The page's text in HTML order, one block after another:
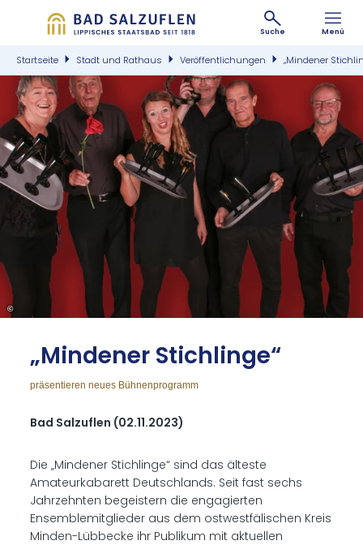
Suche Menü
Startseite Stadt und Rathaus Veröffentlichungen „Mindener
©
„Min­de­ner Stich­lin­ge“
präsentieren neues Bühnenprogramm
Bad Salzuflen (02.11.2023)
Die „Mindener Stichlinge“ sind das älteste
Amateurkabarett Deutschlands. Seit fast sechs
Jahrzehnten begeistern die engagierten
Ensemblemitglieder aus dem ostwestfälischen Kreis
Minden-Lübbecke ihr Publikum mit aktuellen